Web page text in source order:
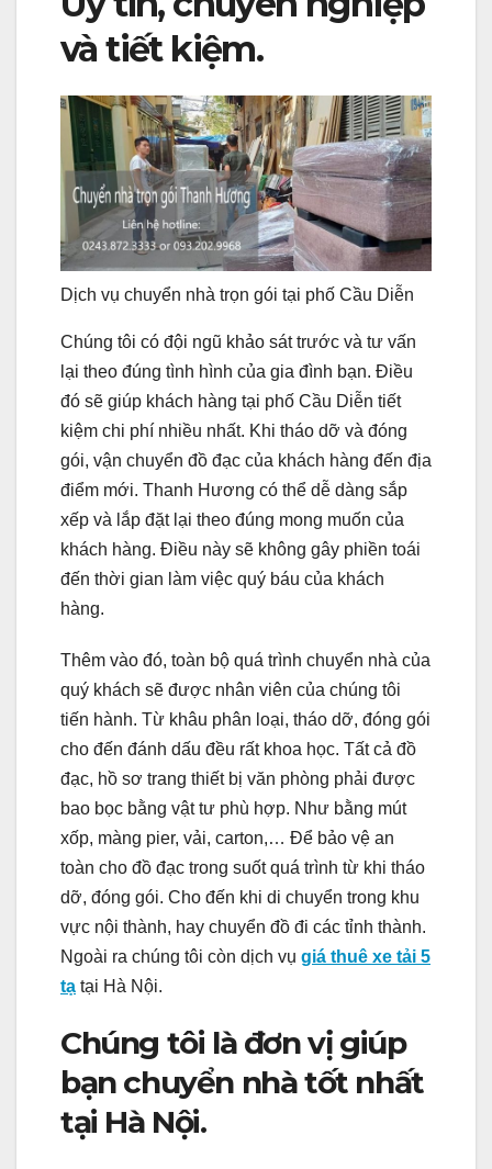
và tiết kiệm.
Dịch vụ chuyển nhà trọn gói tại phố Cầu Diễn
Chúng tôi có đội ngũ khảo sát trước và tư vấn
lại theo đúng tình hình của gia đình bạn. Điều
đó sẽ giúp khách hàng tại phố Cầu Diễn tiết
kiệm chi phí nhiều nhất. Khi tháo dỡ và đóng
gói, vận chuyển đồ đạc của khách hàng đến địa
điểm mới. Thanh Hương có thể dễ dàng sắp
xếp và lắp đặt lại theo đúng mong muốn của
khách hàng. Điều này sẽ không gây phiền toái
đến thời gian làm việc quý báu của khách
hàng.
Thêm vào đó, toàn bộ quá trình chuyển nhà của
quý khách sẽ được nhân viên của chúng tôi
tiến hành. Từ khâu phân loại, tháo dỡ, đóng gói
cho đến đánh dấu đều rất khoa học. Tất cả đồ
đạc, hồ sơ trang thiết bị văn phòng phải được
bao bọc bằng vật tư phù hợp. Như bằng mút
xốp, màng pier, vải, carton,… Để bảo vệ an
toàn cho đồ đạc trong suốt quá trình từ khi tháo
dỡ, đóng gói. Cho đến khi di chuyển trong khu
vực nội thành, hay chuyển đồ đi các tỉnh thành.
Ngoài ra chúng tôi còn dịch vụ giá thuê xe tải 5
tạ tại Hà Nội.
Chúng tôi là đơn vị giúp
bạn chuyển nhà tốt nhất
tại Hà Nội.